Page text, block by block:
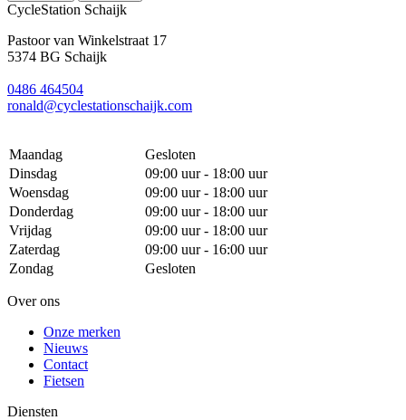
CycleStation Schaijk
Pastoor van Winkelstraat 17
5374 BG Schaijk
0486 464504
ronald@cyclestationschaijk.com
Maandag
Gesloten
Dinsdag
09:00 uur - 18:00 uur
Woensdag
09:00 uur - 18:00 uur
Donderdag
09:00 uur - 18:00 uur
Vrijdag
09:00 uur - 18:00 uur
Zaterdag
09:00 uur - 16:00 uur
Zondag
Gesloten
Over ons
Onze merken
Nieuws
Contact
Fietsen
Diensten